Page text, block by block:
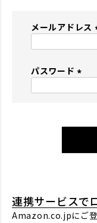
メールアドレス
パスワード
)
連携サービスで
Amazon.co.jpにご